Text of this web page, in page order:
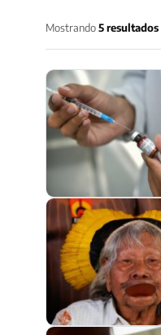
Mostrando5 resultados